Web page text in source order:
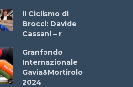
Il Ciclismo di
Brocci: Davide
Cassani – r
Granfondo
Internazionale
Gavia&Mortirolo
2024